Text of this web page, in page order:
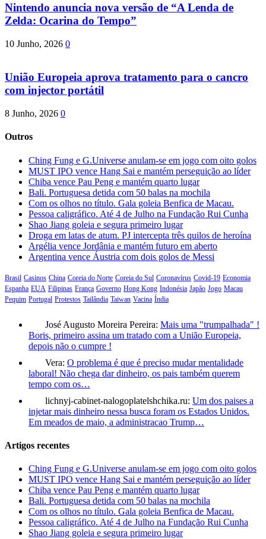
Nintendo anuncia nova versão de “A Lenda de
Zelda: Ocarina do Tempo”
10 Junho, 2026 0
União Europeia aprova tratamento para o cancro
com injector portátil
8 Junho, 2026 0
Outros
Ching Fung e G.Universe anulam-se em jogo com oito golos
MUST IPO vence Hang Sai e mantém perseguição ao líder
Chiba vence Pau Peng e mantém quarto lugar
Bali. Portuguesa detida com 50 balas na mochila
Com os olhos no título. Gala goleia Benfica de Macau.
Pessoa caligráfico. Até 4 de Julho na Fundação Rui Cunha
Shao Jiang goleia e segura primeiro lugar
Droga em latas de atum. PJ intercepta três quilos de heroína
Argélia vence Jordânia e mantém futuro em aberto
Argentina vence Áustria com dois golos de Messi
Brasil Casinos China Coreia do Norte Coreia do Sul Coronavírus Covid-19 Economia
Espanha EUA Filipinas França Governo Hong Kong Indonésia Japão Jogo Macau
Pequim Portugal Protestos Tailândia Taiwan Vacina Índia
José Augusto Moreira Pereira: Mais uma "trumpalhada" !
Boris, primeiro assina um tratado com a União Europeia,
depois não o cumpre !
Vera: O problema é que é preciso mudar mentalidade
laboral! Não chega dar dinheiro, os pais também querem
tempo com os…
lichnyj-cabinet-nalogoplatelshchika.ru: Um dos paises a
injetar mais dinheiro nessa busca foram os Estados Unidos.
Em meados de maio, a administracao Trump…
Artigos recentes
Ching Fung e G.Universe anulam-se em jogo com oito golos
MUST IPO vence Hang Sai e mantém perseguição ao líder
Chiba vence Pau Peng e mantém quarto lugar
Bali. Portuguesa detida com 50 balas na mochila
Com os olhos no título. Gala goleia Benfica de Macau.
Pessoa caligráfico. Até 4 de Julho na Fundação Rui Cunha
Shao Jiang goleia e segura primeiro lugar